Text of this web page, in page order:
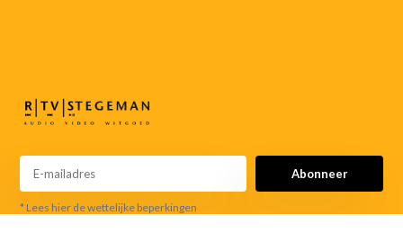
Abonneer
* Lees hier de wettelijke beperkingen